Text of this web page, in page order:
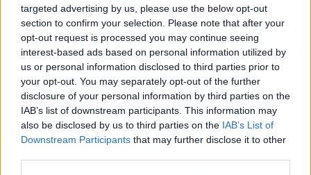
targeted advertising by us, please use the below opt-out
section to confirm your selection. Please note that after your
opt-out request is processed you may continue seeing
interest-based ads based on personal information utilized by
us or personal information disclosed to third parties prior to
your opt-out. You may separately opt-out of the further
disclosure of your personal information by third parties on the
IAB’s list of downstream participants. This information may
also be disclosed by us to third parties on the IAB’s List of
Downstream Participants that may further disclose it to other